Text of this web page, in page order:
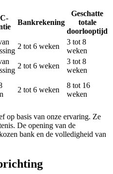
Bankrekening
Geschatte
totale
doorlooptijd
2 tot 6 weken
3 tot 8
weken
2 tot 6 weken
3 tot 8
weken
2 tot 6 weken
8 tot 16
weken
op basis van onze ervaring. Ze
De opening van de
bank en de volledigheid van